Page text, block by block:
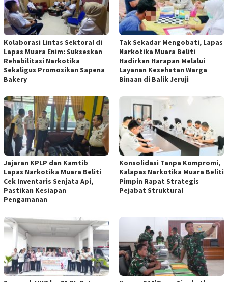
Kolaborasi Lintas Sektoral di
Lapas Muara Enim: Sukseskan
Rehabilitasi Narkotika
Sekaligus Promosikan Sapena
Bakery
Tak Sekadar Mengobati, Lapas
Narkotika Muara Beliti
Hadirkan Harapan Melalui
Layanan Kesehatan Warga
Binaan di Balik Jeruji
Jajaran KPLP dan Kamtib
Lapas Narkotika Muara Beliti
Cek Inventaris Senjata Api,
Pastikan Kesiapan
Pengamanan
Konsolidasi Tanpa Kompromi,
Kalapas Narkotika Muara Beliti
Pimpin Rapat Strategis
Pejabat Struktural